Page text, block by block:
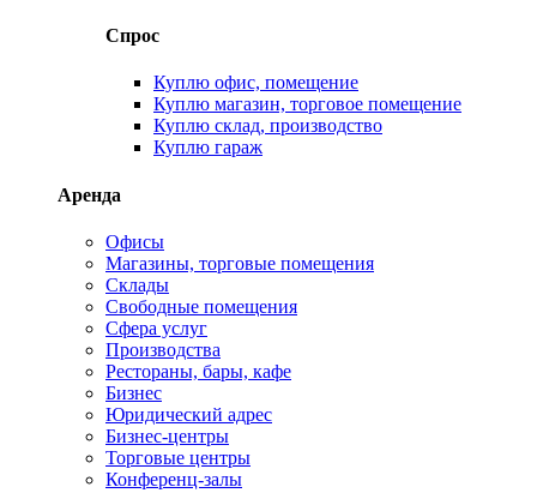
Спрос
Куплю офис, помещение
Куплю магазин, торговое помещение
Куплю склад, производство
Куплю гараж
Аренда
Офисы
Магазины, торговые помещения
Склады
Свободные помещения
Сфера услуг
Производства
Рестораны, бары, кафе
Бизнес
Юридический адрес
Бизнес-центры
Торговые центры
Конференц-залы